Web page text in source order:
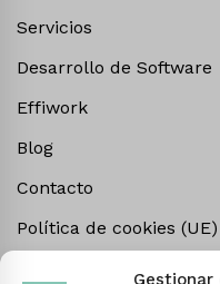
Gestionar
Servicios
Desarrollo de Software
Effiwork
Blog
Contacto
Política de cookies (UE)